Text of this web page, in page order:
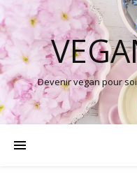
Devenir vegan pour